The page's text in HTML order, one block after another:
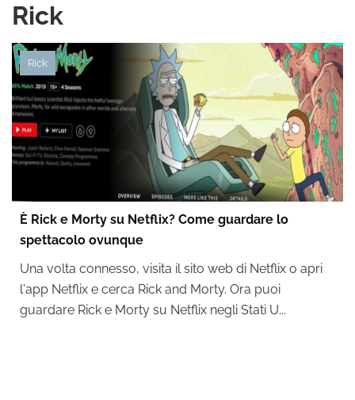
Rick
Rick
È Rick e Morty su Netflix? Come guardare lo
spettacolo ovunque
Una volta connesso, visita il sito web di Netflix o apri
l'app Netflix e cerca Rick and Morty. Ora puoi
guardare Rick e Morty su Netflix negli Stati U...